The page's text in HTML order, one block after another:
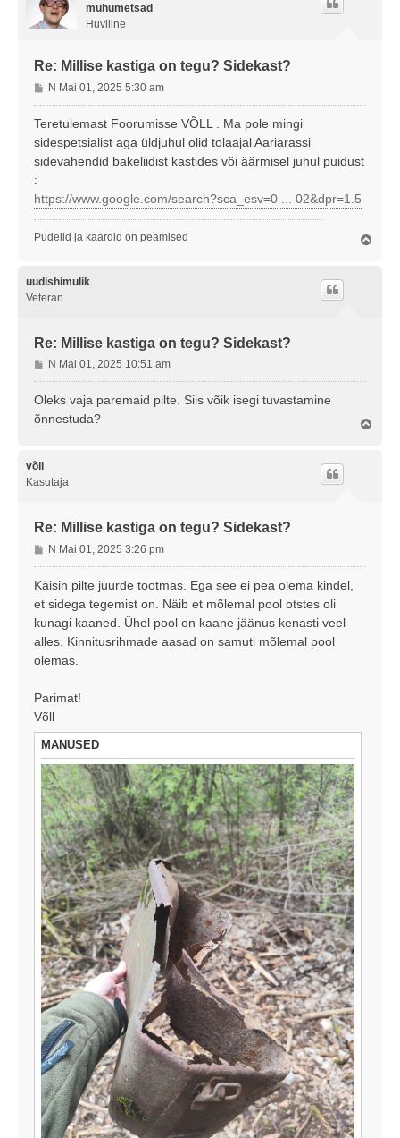
muhumetsad
Huviline
Re: Millise kastiga on tegu? Sidekast?
P
o
i
t
s
N Mai 01, 2025 5:30 am
Teretulemast Foorumisse VÕLL . Ma pole mingi
sidespetsialist aga üldjuhul olid tolaajal Aariarassi
sidevahendid bakeliidist kastides vöi äärmisel juhul puidust
:
https://www.google.com/search?sca_esv=0 ... 02&dpr=1.5
Pudelid ja kaardid on peamised
uudishimulik
Veteran
Re: Millise kastiga on tegu? Sidekast?
P
o
s
N Mai 01, 2025 10:51 am
Oleks vaja paremaid pilte. Siis võik isegi tuvastamine
õnnestuda?
võll
Kasutaja
Re: Millise kastiga on tegu? Sidekast?
P
o
s
t
u
s
N Mai 01, 2025 3:26 pm
Käisin pilte juurde tootmas. Ega see ei pea olema kindel,
et sidega tegemist on. Näib et mõlemal pool otstes oli
kunagi kaaned. Ühel pool on kaane jäänus kenasti veel
alles. Kinnitusrihmade aasad on samuti mõlemal pool
olemas.
Parimat!
Võll
MANUSED